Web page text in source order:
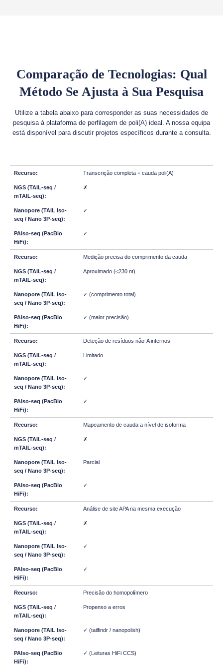
Comparação de Tecnologias: Qual
Método Se Ajusta à Sua Pesquisa
Utilize a tabela abaixo para corresponder as suas necessidades de
pesquisa à plataforma de perfilagem de poli(A) ideal. A nossa equipa
está disponível para discutir projetos específicos durante a consulta.
Transcrição completa + cauda poli(A)
✗
✓
✓
Medição precisa do comprimento da cauda
Aproximado (≤230 nt)
✓ (comprimento total)
✓ (maior precisão)
Deteção de resíduos não-A internos
Limitado
✓
✓
Mapeamento de cauda a nível de isoforma
✗
Parcial
✓
Análise de site APA na mesma execução
✗
✓
✓
Precisão do homopolímero
Propenso a erros
✓ (tailfindr / nanopolish)
✓ (Leituras HiFi CCS)